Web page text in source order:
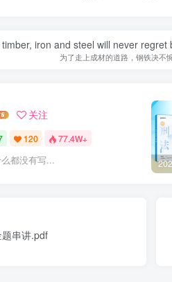
iron and steel will never
为了走上成材的道路，钢铁决不
关注
120 77.4W+
都没有写...
题串讲.pdf